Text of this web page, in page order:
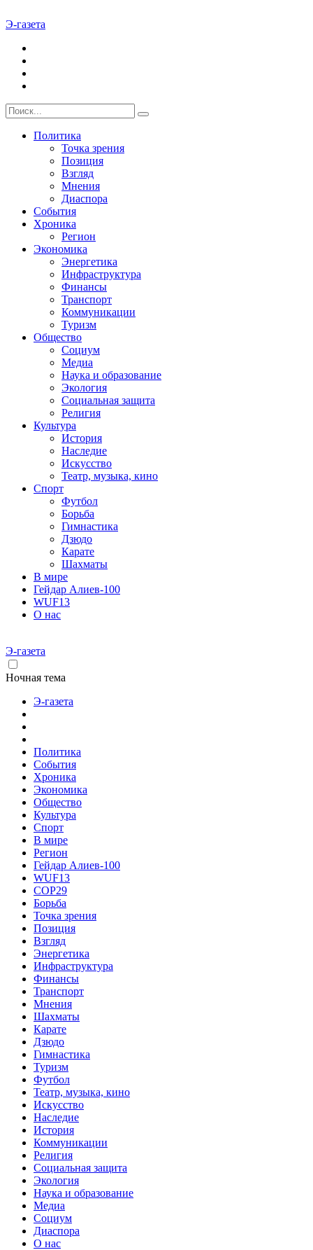
Э-газета
Политика
Точка зрения
Позиция
Взгляд
Мнения
Диаспора
События
Хроника
Регион
Экономика
Энергетика
Инфраструктура
Финансы
Транспорт
Коммуникации
Туризм
Общество
Социум
Медиа
Наука и образование
Экология
Социальная защита
Религия
Культура
История
Наследие
Искусство
Театр, музыка, кино
Спорт
Футбол
Борьба
Гимнастика
Дзюдо
Карате
Шахматы
В мире
Гейдар Алиев-100
WUF13
О нас
Э-газета
Ночная тема
Э-газета
Политика
События
Хроника
Экономика
Общество
Культура
Спорт
В мире
Регион
Гейдар Алиев-100
WUF13
COP29
Борьба
Точка зрения
Позиция
Взгляд
Энергетика
Инфраструктура
Финансы
Транспорт
Мнения
Шахматы
Карате
Дзюдо
Гимнастика
Туризм
Футбол
Театр, музыка, кино
Искусство
Наследие
История
Коммуникации
Религия
Социальная защита
Экология
Наука и образование
Медиа
Социум
Диаспора
О нас